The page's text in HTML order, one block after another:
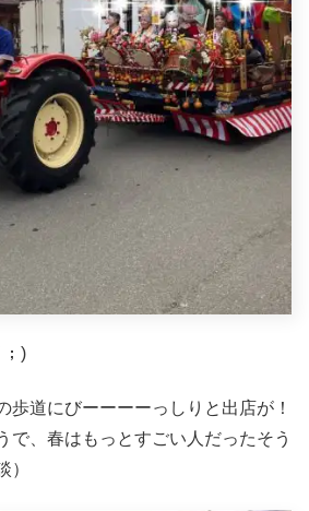
；)
歩道にびーーーーっしりと出店が！
で、春はもっとすごい人だったそう
）